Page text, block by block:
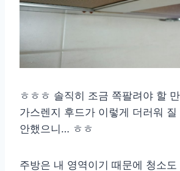
ㅎㅎㅎ 솔직히 조금 쪽팔려야 할
가스렌지 후드가 이렇게 더러워
안했으니… ㅎㅎ
주방은 내 영역이기 때문에 청소